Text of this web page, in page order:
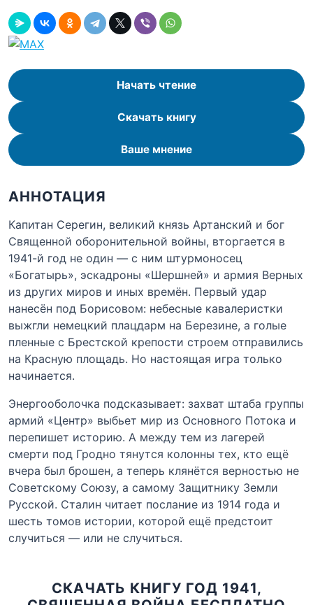
Начать чтение
Скачать книгу
Ваше мнение
АННОТАЦИЯ
Капитан Серегин, великий князь Артанский и бог
Священной оборонительной войны, вторгается в
1941-й год не один — с ним штурмоносец
«Богатырь», эскадроны «Шершней» и армия Верных
из других миров и иных времён. Первый удар
нанесён под Борисовом: небесные кавалеристки
выжгли немецкий плацдарм на Березине, а голые
пленные с Брестской крепости строем отправились
на Красную площадь. Но настоящая игра только
начинается.
Энергооболочка подсказывает: захват штаба группы
армий «Центр» выбьет мир из Основного Потока и
перепишет историю. А между тем из лагерей
смерти под Гродно тянутся колонны тех, кто ещё
вчера был брошен, а теперь клянётся верностью не
Советскому Союзу, а самому Защитнику Земли
Русской. Сталин читает послание из 1914 года и
шесть томов истории, которой ещё предстоит
случиться — или не случиться.
СКАЧАТЬ КНИГУ ГОД 1941,